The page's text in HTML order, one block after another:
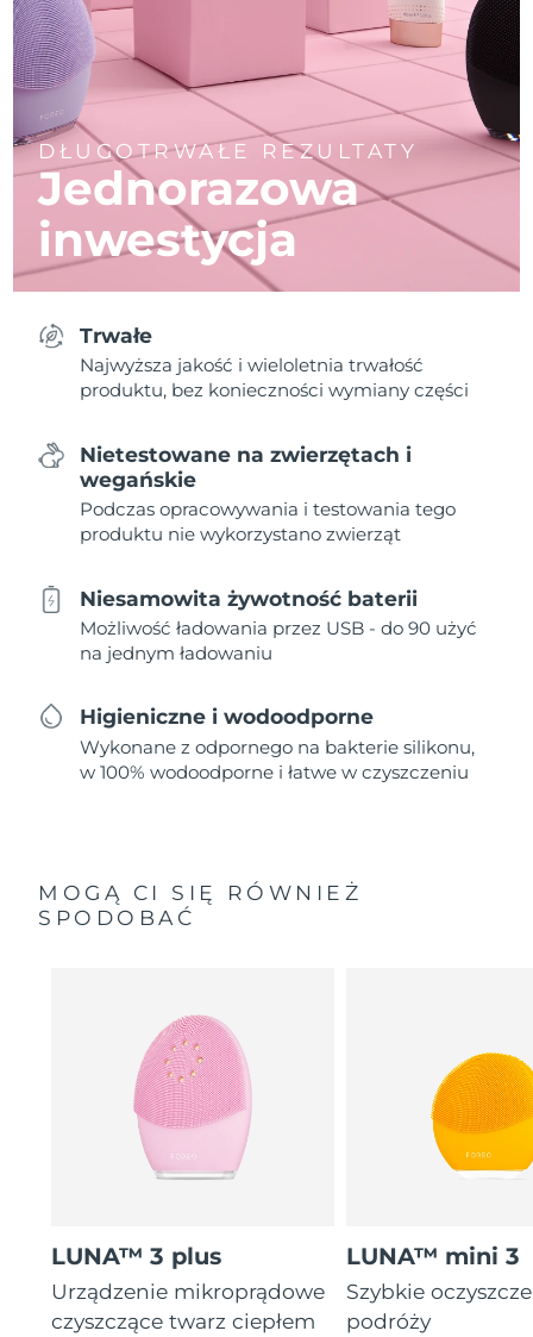
DŁUGOTRWAŁE REZULTATY
Jednorazowa
inwestycja
Trwałe
Najwyższa jakość i wieloletnia trwałość
produktu, bez konieczności wymiany części
Nietestowane na zwierzętach i
wegańskie
Podczas opracowywania i testowania tego
produktu nie wykorzystano zwierząt
Niesamowita żywotność baterii
Możliwość ładowania przez USB - do 90 użyć
na jednym ładowaniu
Higieniczne i wodoodporne
Wykonane z odpornego na bakterie silikonu,
w 100% wodoodporne i łatwe w czyszczeniu
MOGĄ CI SIĘ RÓWNIEŻ
SPODOBAĆ
LUNA™ 3 plus
Urządzenie mikroprądowe
czyszczące twarz ciepłem
LUNA™ mini 3
Szybkie
podróży